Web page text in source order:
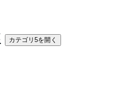
カテゴリ5を開く